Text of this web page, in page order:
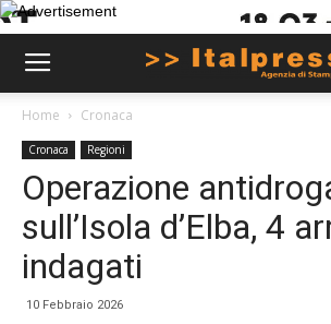
Home Cronaca
Cronaca Regioni
Operazione
sull’Isola d’Elba, 4
indagati
10 Febbraio 2026